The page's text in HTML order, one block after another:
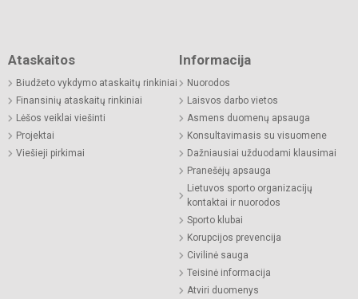
Ataskaitos
Biudžeto vykdymo ataskaitų rinkiniai
Finansinių ataskaitų rinkiniai
Lėšos veiklai viešinti
Projektai
Viešieji pirkimai
Informacija
Nuorodos
Laisvos darbo vietos
Asmens duomenų apsauga
Konsultavimasis su visuomene
Dažniausiai užduodami klausimai
Pranešėjų apsauga
Lietuvos sporto organizacijų
kontaktai ir nuorodos
Sporto klubai
Korupcijos prevencija
Civilinė sauga
Teisinė informacija
Atviri duomenys